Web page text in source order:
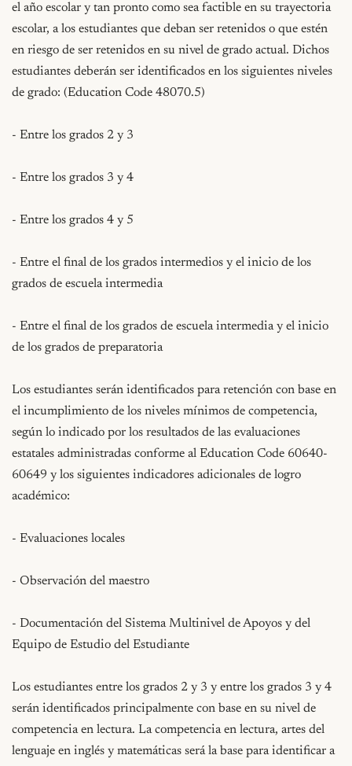
el año escolar y tan pronto como sea factible en su trayectoria
escolar, a los estudiantes que deban ser retenidos o que estén
en riesgo de ser retenidos en su nivel de grado actual. Dichos
estudiantes deberán ser identificados en los siguientes niveles
de grado: (Education Code 48070.5)
- Entre los grados 2 y 3
- Entre los grados 3 y 4
- Entre los grados 4 y 5
- Entre el final de los grados intermedios y el inicio de los
grados de escuela intermedia
- Entre el final de los grados de escuela intermedia y el inicio
de los grados de preparatoria
Los estudiantes serán identificados para retención con base en
el incumplimiento de los niveles mínimos de competencia,
según lo indicado por los resultados de las evaluaciones
estatales administradas conforme al Education Code 60640-
60649 y los siguientes indicadores adicionales de logro
académico:
- Evaluaciones locales
- Observación del maestro
- Documentación del Sistema Multinivel de Apoyos y del
Equipo de Estudio del Estudiante
Los estudiantes entre los grados 2 y 3 y entre los grados 3 y 4
serán identificados principalmente con base en su nivel de
competencia en lectura. La competencia en lectura, artes del
lenguaje en inglés y matemáticas será la base para identificar a